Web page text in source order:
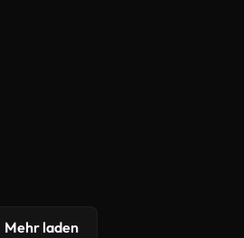
Mehr laden